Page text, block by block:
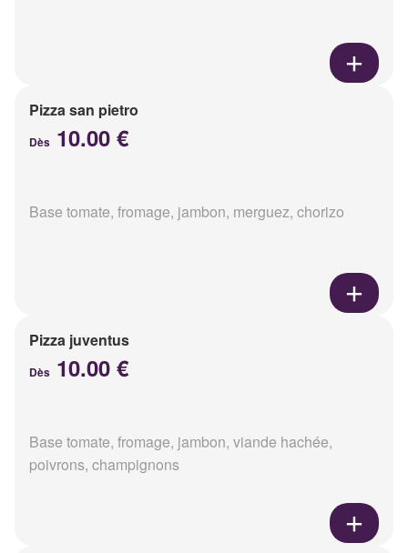
Pizza san pietro
Dès 10.00 €
Base tomate, fromage, jambon, merguez, chorizo
Pizza juventus
Dès 10.00 €
Base tomate, fromage, jambon, viande hachée,
poivrons, champignons